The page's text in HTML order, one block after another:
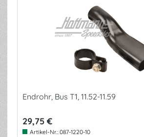
Endrohr, Bus T1, 11.52-11.59
29,75 €
Artikel-Nr.: 087-1220-10